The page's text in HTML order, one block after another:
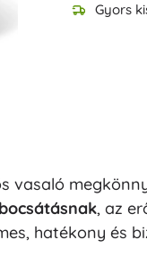
Gyors
vasaló
, az
hatékony és